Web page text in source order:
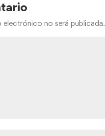
electrónico no será publicada.